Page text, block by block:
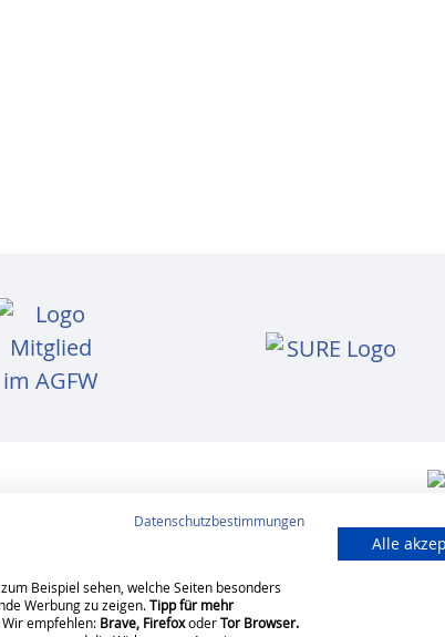
Datenschutzbestimmungen
Beispiel sehen, welche Seiten besonders
Werbung zu zeigen.Tipp für mehr
empfehlen: Brave, FirefoxoderTor Browser.
Alle